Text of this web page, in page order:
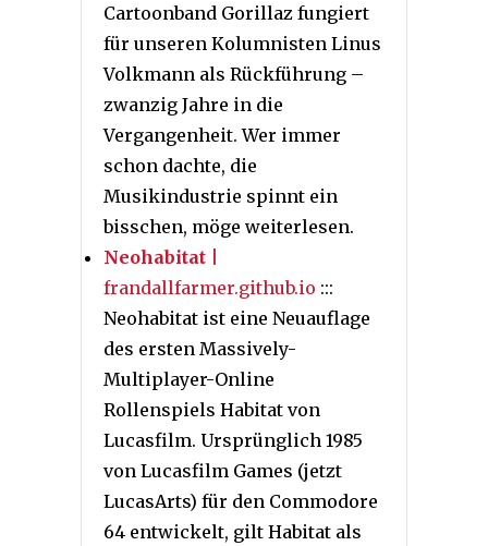
Cartoonband Gorillaz fungiert
für unseren Kolumnisten Linus
Volkmann als Rückführung –
zwanzig Jahre in die
Vergangenheit. Wer immer
schon dachte, die
Musikindustrie spinnt ein
bisschen, möge weiterlesen.
Neohabitat
frandallfarmer.github.io :::
Neohabitat ist eine Neuauflage
des ersten Massively-
Multiplayer-Online
Rollenspiels Habitat von
Lucasfilm. Ursprünglich 1985
von Lucasfilm Games (jetzt
LucasArts) für den Commodore
64 entwickelt, gilt Habitat als